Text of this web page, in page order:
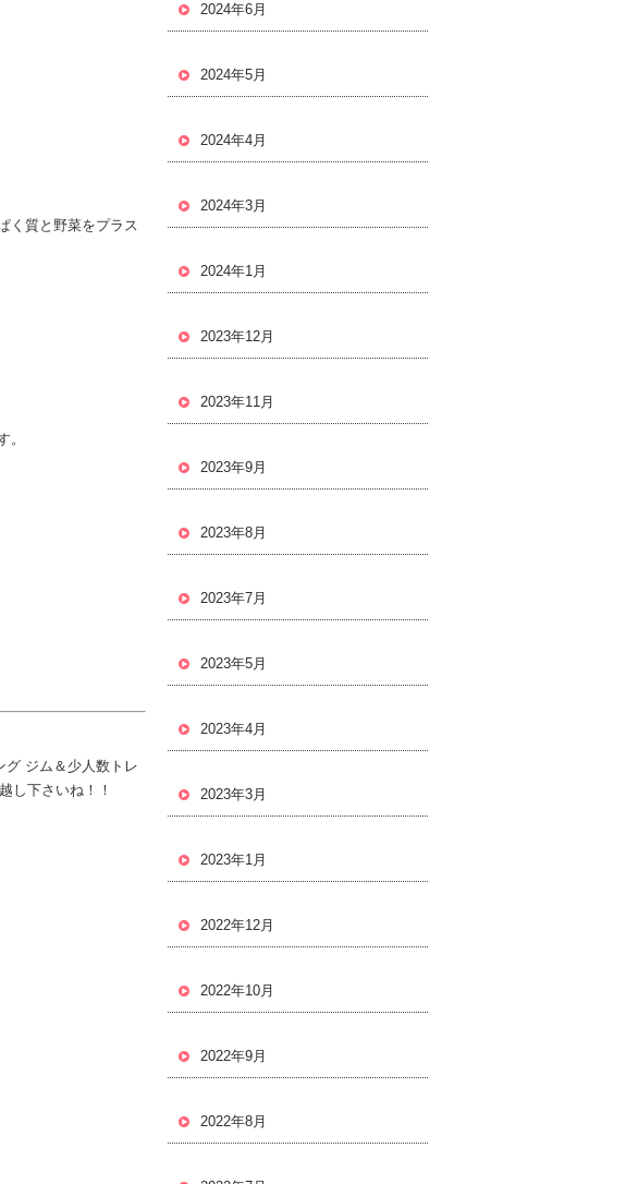
く質と野菜をプラス
。
グ ジム＆少人数トレ
し下さいね！！
2024年6月
2024年5月
2024年4月
2024年3月
2024年1月
2023年12月
2023年11月
2023年9月
2023年8月
2023年7月
2023年5月
2023年4月
2023年3月
2023年1月
2022年12月
2022年10月
2022年9月
2022年8月